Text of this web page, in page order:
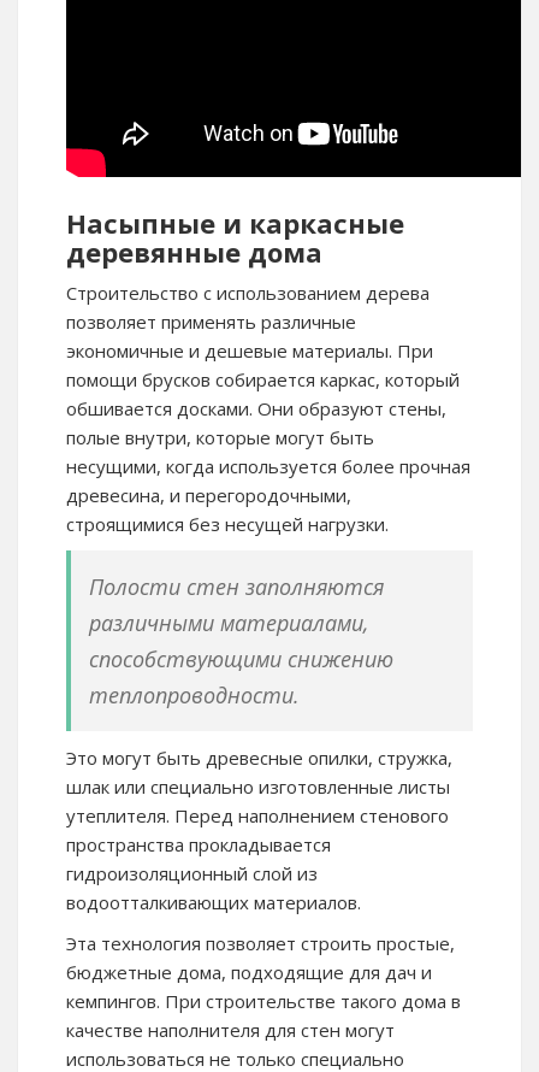
Насыпные и каркасные
деревянные дома
Строительство с использованием дерева
позволяет применять различные
экономичные и дешевые материалы. При
помощи брусков собирается каркас, который
обшивается досками. Они образуют стены,
полые внутри, которые могут быть
несущими, когда используется более прочная
древесина, и перегородочными,
строящимися без несущей нагрузки.
Полости стен заполняются
различными материалами,
способствующими снижению
теплопроводности.
Это могут быть древесные опилки, стружка,
шлак или специально изготовленные листы
утеплителя. Перед наполнением стенового
пространства прокладывается
гидроизоляционный слой из
водоотталкивающих материалов.
Эта технология позволяет строить простые,
бюджетные дома, подходящие для дач и
кемпингов. При строительстве такого дома в
качестве наполнителя для стен могут
использоваться не только специально